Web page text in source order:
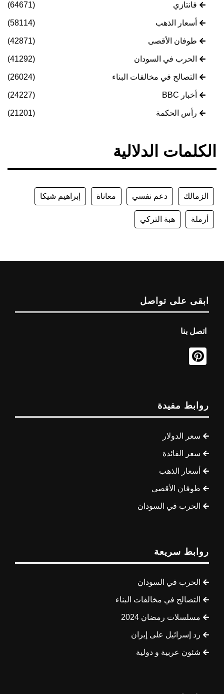
فانتازي (64671)
أسعار الذهب (58114)
طوفان الأقصى (42871)
الحرب في السودان (41292)
التصالح في مخالفات البناء (26024)
أخبار BBC (24227)
رأس الحكمة (21201)
الكلمات الدلالية
الزمالك دعم نفسي معاناة إبراهيم شيكا
أرملة هبة التركي
ابقى على تواصل
اتصل بنا
روابط مفيدة
سعر الدولار
سعر الفائدة
أسعار الذهب
طوفان الأقصى
الحرب في السودان
روابط سريعة
الحرب في السودان
التصالح في مخالفات البناء
مسلسلات رمضان 2024
رد إسرائيل على إيران
شئون عربية و دولية